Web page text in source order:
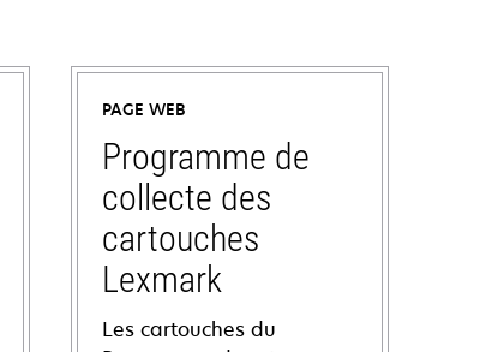
PAGE WEB
Programme de
collecte des
cartouches
Lexmark
Les cartouches du